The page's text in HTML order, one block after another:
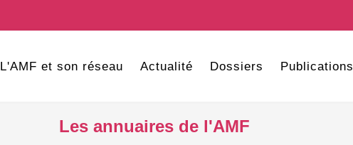
L'AMF et son réseau Actualité Dossiers Publications
Les annuaires de l'AMF